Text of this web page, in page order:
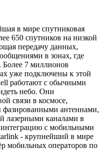
в мире спутниковая
650 спутников на низкой
передачу данных,
в зонах, где
Более 7 миллионов
уже подключены к этой
работают с обычными
небо. Они
связи в космосе,
антеннами,
лазерными каналами в
интеграцию с мобильными
- крупнейший в мире
мобильных операторов по